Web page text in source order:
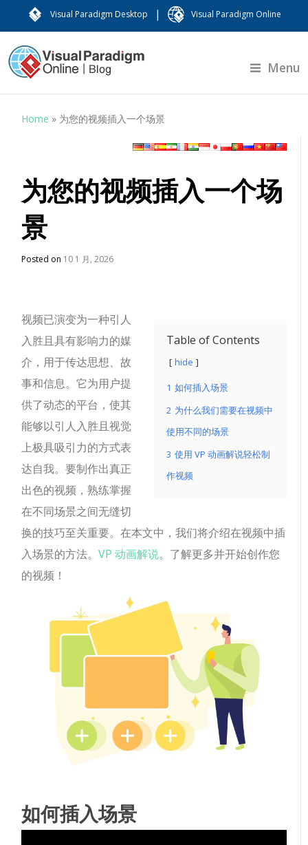
Visual Paradigm Desktop | Visual Paradigm Online
Menu
Home » 为您的视频插入一个场景
为您的视频插入一个场
景
Posted on 10 1 月, 2026
Table of Contents
hide
1 如何插入场景
2 为什么我们需要在视频中
使用不同的场景
3 使用 VP 动画解说轻松制
作视频
视频已演变为一种引人
入胜且具有影响力的媒
介，用于传达思想、故
事和信息。它为用户提
供了动态的平台，使其
能够以引人入胜且视觉
上极具吸引力的方式表
达自我。要制作出真正
出色的视频，熟练掌握
在不同场景之间无缝切
换的技巧至关重要。在本文中，我们将介绍在视频中插
入场景的方法。VP 动画解说。了解更多并开始创作您
的视频！
如何插入场景